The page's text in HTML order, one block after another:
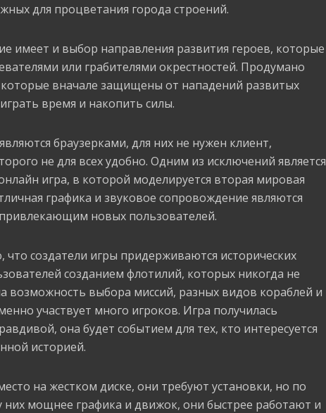
для процветания города строений.
имеет и выбор направления развития героев, которые
или грабителями окрестностей. Продумано
вначале защищены от нападений развитых
время и накопить силы.
браузерками, для них не нужен клиент,
не для всех удобно. Одним из исключений является
игра, в которой моделируется вторая мировая
графика и звуковое сопровождение являются
новых пользователей.
создатели игры придерживаются исторических
созданием флотилий, которых никогда не
возможность выбора миссий, разных видов кораблей и
участвует много игроков. Игра получилась
она будет событием для тех, кто интересуется
историей.
на жестком диске, они требуют установки, но по
них мощнее графика и движок, они быстрее работают и